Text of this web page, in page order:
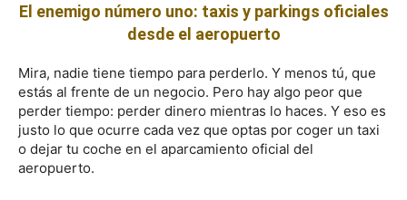
El enemigo número uno: taxis y parkings oficiales
desde el aeropuerto
Mira, nadie tiene tiempo para perderlo. Y menos tú, que
estás al frente de un negocio. Pero hay algo peor que
perder tiempo: perder dinero mientras lo haces. Y eso es
justo lo que ocurre cada vez que optas por coger un taxi
o dejar tu coche en el aparcamiento oficial del
aeropuerto.